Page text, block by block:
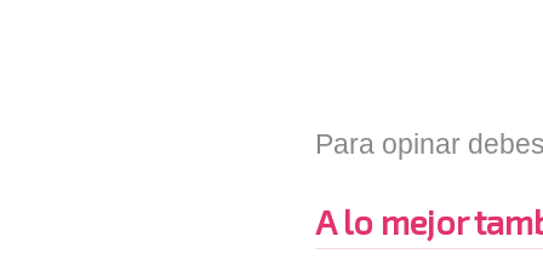
Para opinar
A lo mejor